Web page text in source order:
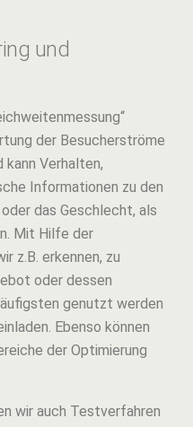
und
der Besucherströme
kann Verhalten,
Informationen zu den
das Geschlecht, als
Mit Hilfe der
z.B. erkennen, zu
oder dessen
genutzt werden
Ebenso können
der Optimierung
wir auch Testverfahren